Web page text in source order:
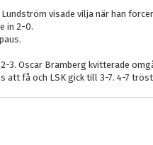
visade vilja när han
in 2-0.
3. Oscar Bramberg kvitterade
att få och LSK gick till 3-7. 4-7